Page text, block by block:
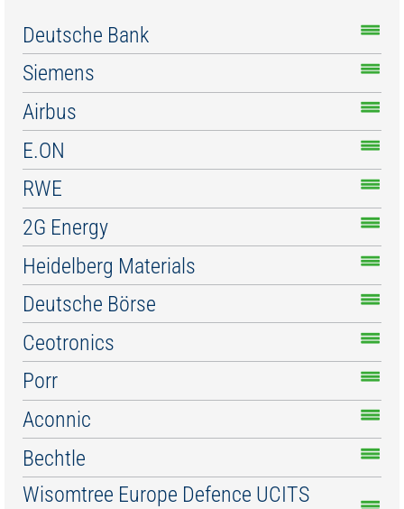
Deutsche Bank
Siemens
Airbus
E.ON
RWE
2G Energy
Heidelberg Materials
Deutsche Börse
Ceotronics
Porr
Aconnic
Bechtle
Wisomtree Europe Defence UCITS